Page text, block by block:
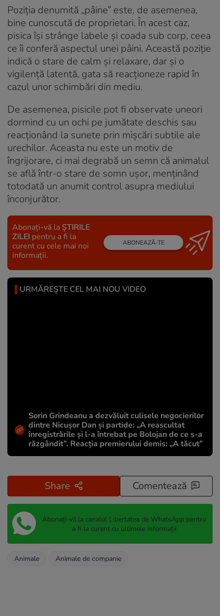
Poziția denumită „pâine” este, de asemenea,
bine cunoscută de proprietari. În acest caz,
pisica își strânge labele și coada sub corp, ceea
ce îi conferă aspectul unei pâini. Această poziție
indică o stare de calm și relaxare, dar și o
vigilență latentă, gata să reacționeze rapid în
cazul unor schimbări din mediu.
De asemenea, pisicile pot fi observate uneori
dormind cu un ochi pe jumătate deschis sau
reacționând la sunete prin mișcări subtile ale
urechilor. Aceasta nu este un motiv de
îngrijorare, ci mai degrabă un semn că animalul
se află într-o stare de somn ușor, menținând
totodată un anumit control asupra mediului
înconjurător.
Abonați-vă la ȘTIRILE
ZILEI pentru a fi la
curent cu cele mai noi
informații.
ABONEAZĂ-TE
URMĂREȘTE CEL MAI NOU VIDEO
Sorin Grindeanu a dezvăluit culisele negocierilor
dintre Nicușor Dan și partide: „A reascultat
înregistrările și l-a întrebat pe Bolojan de ce s-a
răzgândit”. Reacția premierului demis: „A tăcut”
Share Comentează
Abonați-vă la canalul Libertatea de WhatsApp pentru
a fi la curent cu ultimele informații
Animale Animale de companie